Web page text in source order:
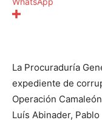
La Procuraduría
expediente de
Operación
Luís Abinader,